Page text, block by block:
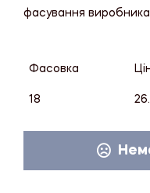
фасування виробника
Фасовка
18